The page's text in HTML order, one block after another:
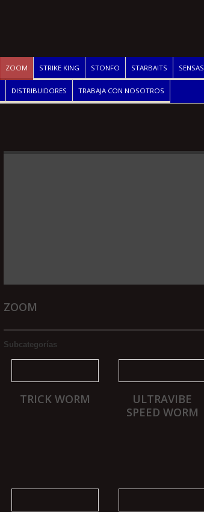
ZOOM STRIKE KING STONFO STARBAITS SENSAS
DISTRIBUIDORES TRABAJA CON NOSOTROS
ZOOM
Subcategorías
TRICK WORM
ULTRAVIBE
SPEED WORM